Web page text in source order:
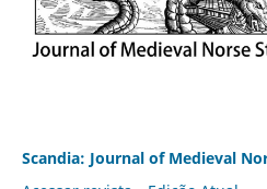
Scandia: Journal of Medieval